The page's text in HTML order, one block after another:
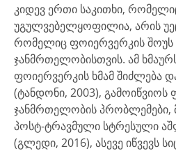
კიდევ ერთი საკითხი,
უგულვებელყოფილია, არის
რომელიც ფოიერვერკის შოუს
ჯანმრთელობისთვის. ამ
ფოიერვერკის ხმამ შიძლება
(ტანდონი, 2003), გამოიწვიოს
ჯანმრთელობის პრობლემები,
პოსტ-ტრავმული სტრესული
(გლედი, 2016), ასევე იწვევს